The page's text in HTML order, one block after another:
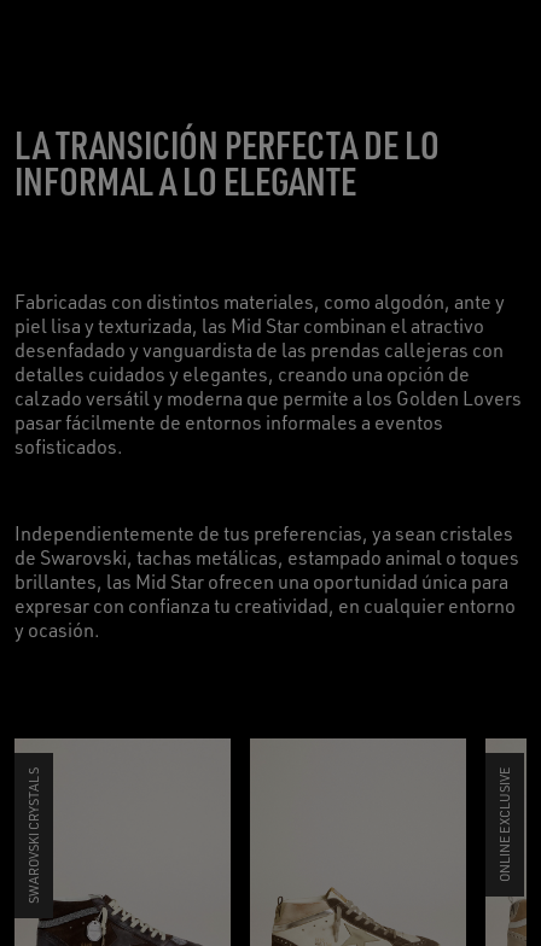
LA TRANSICIÓN PERFECTA DE LO
INFORMAL A LO ELEGANTE
Fabricadas con distintos materiales, como algodón, ante y
piel lisa y texturizada, las Mid Star combinan el atractivo
desenfadado y vanguardista de las prendas callejeras con
detalles cuidados y elegantes, creando una opción de
calzado versátil y moderna que permite a los Golden Lovers
pasar fácilmente de entornos informales a eventos
sofisticados.
Independientemente de tus preferencias, ya sean cristales
de Swarovski, tachas metálicas, estampado animal o toques
brillantes, las Mid Star ofrecen una oportunidad única para
expresar con confianza tu creatividad, en cualquier entorno
y ocasión.
SWAROVSKI CRYSTALS ONLINE EXCLUSIVE